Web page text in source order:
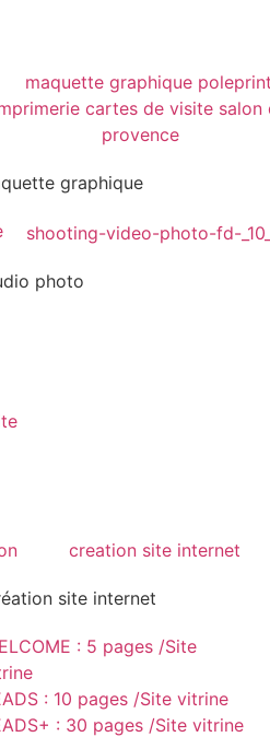
graphique
photo
site internet
: 5 pages /Site
: 10 pages /Site vitrine
: 30 pages /Site vitrine